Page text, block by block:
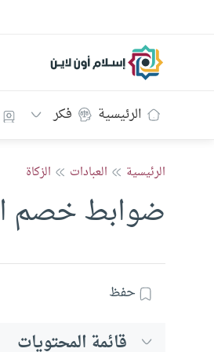
إسلام أون لاين
الرئيسية فكر
الرئيسية العبادات الزكاة
ضوابط خصم
حفظ
قائمة المحتويات